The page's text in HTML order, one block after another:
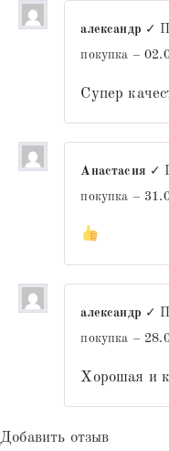
александр ✓
покупка –
Супер
Анастасия ✓
покупка –
александр ✓
покупка –
Хорошая и
Добавить отзыв